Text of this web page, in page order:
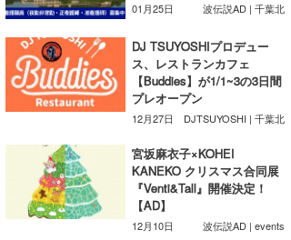
01月25日 波伝説AD | 千葉北
DJ TSUYOSHIプロデュー
ス、レストランカフェ
【Buddies】が1/1~3の3日間
プレオープン
12月27日 DJTSUYOSHI | 千葉北
宮坂麻衣子×KOHEI
KANEKO クリスマス合同展
『Venti&Tall』開催決定！
【AD】
12月10日 波伝説AD | events
DELTA FORCE SURF
CBA Films
進士剛光
田原啓江
NOBUFUKU
大野”MAR”修聖
Aichan
chan-U
G◎Da
H